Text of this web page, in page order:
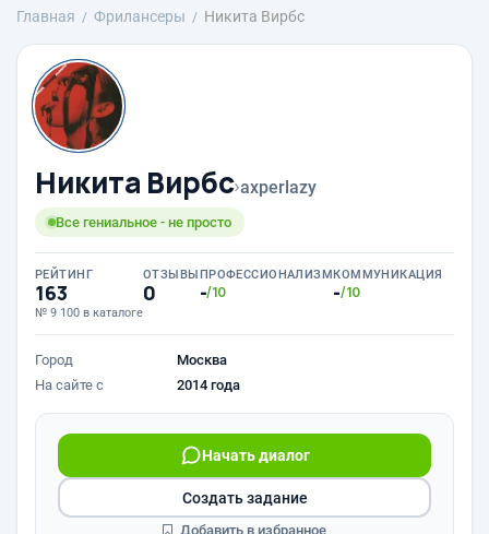
Главная Фрилансеры Никита Вирбс
Никита Вирбс›axperlazy
Все гениальное - не просто
РЕЙТИНГ
163
№ 9 100 в каталоге
ОТЗЫВЫ
0
ПРОФЕССИОНАЛИЗМ
-/10
КОММУНИКАЦИЯ
-/10
Город
Москва
На сайте с
2014 года
Начать диалог
Создать задание
Добавить в избранное